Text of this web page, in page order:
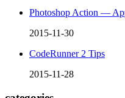
Photoshop Action —
2015-11-30
CodeRunner 2 Tips
2015-11-28